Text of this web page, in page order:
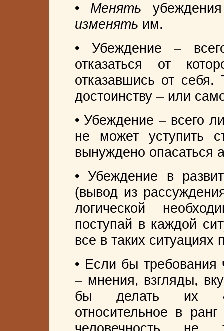
• Менять
изменять им.
• Убеждение –
отказаться от
отказавшись от
достоинству – или
• Убеждение – всего
не может уступить
вынуждено опасаться
• Убеждение в
(вывод из
логической
поступай в каждой
все в таких ситуациях
• Если бы требования
– мнения, взгляды,
бы делать их
относительное в